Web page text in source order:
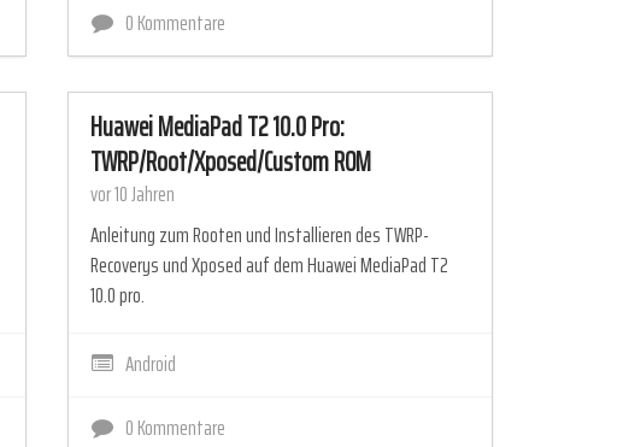
0 Kommentare
Huawei MediaPad T2 10.0 Pro:
TWRP/Root/Xposed/Custom ROM
vor 10 Jahren
Anleitung zum Rooten und Installieren des TWRP-
Recoverys und Xposed auf dem Huawei MediaPad T2
10.0 pro.
Android
0 Kommentare